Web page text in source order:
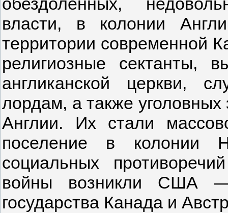
власти, в колонии
территории современной
религиозные сектанты,
англиканской церкви,
лордам, а также
Англии. Их стали
поселение в колонии
социальных
войны возникли США —
государства Канада и